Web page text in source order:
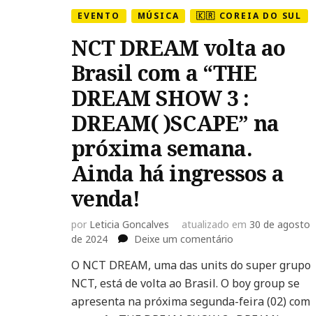
EVENTO MÚSICA 🇰🇷 COREIA DO SUL
NCT DREAM volta ao
Brasil com a “THE
DREAM SHOW 3 :
DREAM( )SCAPE” na
próxima semana.
Ainda há ingressos a
venda!
por Leticia Goncalves atualizado em 30 de agosto
de 2024
Deixe um comentário
DREAM
volta
ao
O NCT DREAM, uma das units do super grupo
NCT, está de volta ao Brasil. O boy group se
apresenta na próxima segunda-feira (02) com